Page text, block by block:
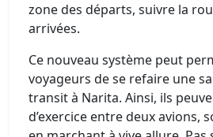
zone des départs, suivre la
arrivées.
Ce nouveau système peut
voyageurs de se refaire une
transit à Narita. Ainsi, ils
d’exercice entre deux avions,